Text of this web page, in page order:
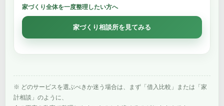
家づくり全体を一度整理したい方へ
家づくり相談所を見てみる
※ どのサービスを選ぶべきか迷う場合は、まず「借入比較」または「家
計相談」のように、